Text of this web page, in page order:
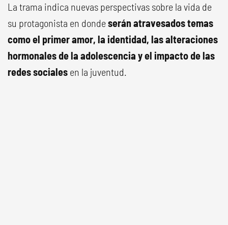
La trama indica nuevas perspectivas sobre la vida de
su protagonista en dondeserán atravesados temas
como el primer amor, la identidad, las alteraciones
hormonales de la adolescencia y el impacto de las
redes sociales en la juventud.